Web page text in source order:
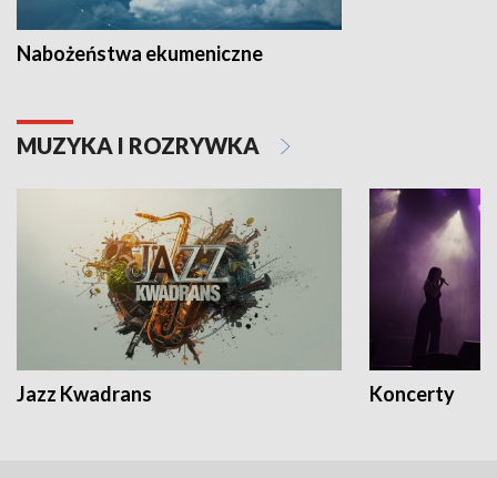
Nabożeństwa ekumeniczne
MUZYKA I ROZRYWKA
Jazz Kwadrans Koncerty